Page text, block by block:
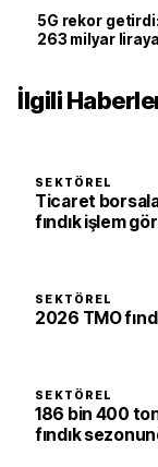
5G rekor
263 milyar
İlgili
SEKTÖREL
Ticaret
fındık işlem
SEKTÖREL
2026 TMO
SEKTÖREL
186 bin 400
fındık